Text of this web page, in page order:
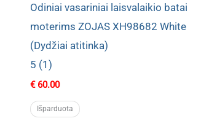
Odiniai vasariniai laisvalaikio batai
moterims ZOJAS XH98682 White
(Dydžiai atitinka)
5 (1)
€60.00
Išparduota